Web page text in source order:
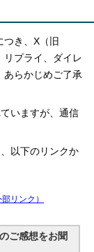
つき、X（旧
リプライ、ダイレ
あらかじめご了承
いますが、通信
以下のリンクか
部リンク）
ご感想をお聞